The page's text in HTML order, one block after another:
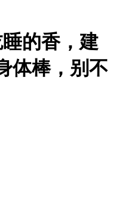
的香，建
体棒，别不